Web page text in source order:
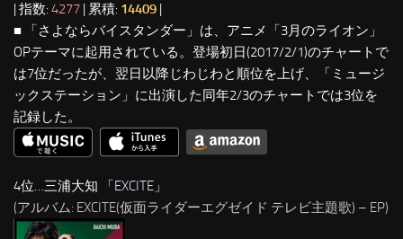
| 指数: 4277 | 累積: 14409 |
■ 「さよならバイスタンダー」は、アニメ「3月のライオン」
OPテーマに起用されている。登場初日(2017/2/1)のチャートで
は7位だったが、翌日以降じわじわと順位を上げ、「ミュージ
ックステーション」に出演した同年2/3のチャートでは3位を
記録した。
4位…三浦大知 「EXCITE 」
(アルバム: EXCITE(仮面ライダーエグゼイド テレビ主題歌) – EP)